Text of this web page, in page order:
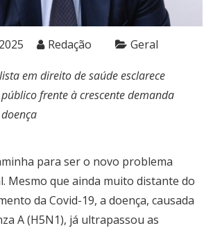
Redação Geral
em direito de saúde esclarece
frente à crescente demanda
para ser o novo problema
Mesmo que ainda muito distante do
da Covid-19, a doença, causada
A (H5N1), já ultrapassou as